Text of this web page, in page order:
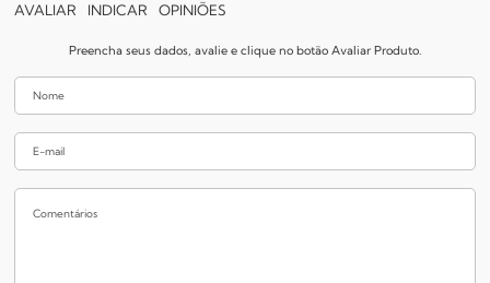
AVALIAR INDICAR OPINIÕES
Preencha seus dados, avalie e clique no botão Avaliar Produto.